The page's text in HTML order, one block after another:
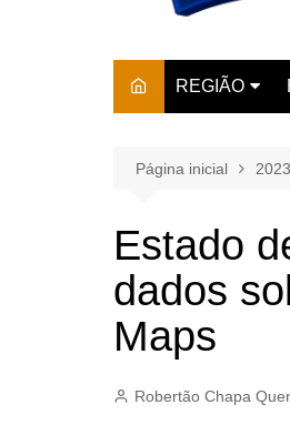
REGIÃO
Página inicial 2023
Estado
dados
Maps
Robertão Chapa